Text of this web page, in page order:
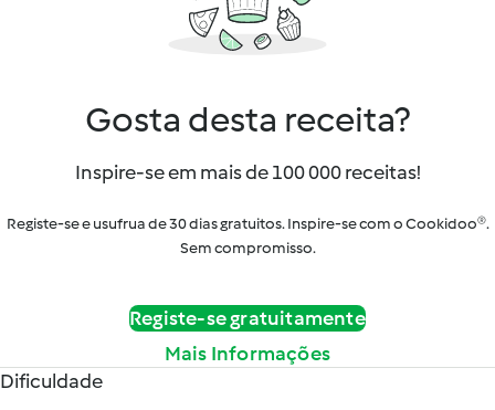
Gosta desta receita?
Inspire-se em mais de 100 000 receitas!
Registe-se e usufrua de 30 dias gratuitos. Inspire-se com o Cookidoo®.
Sem compromisso.
Registe-se gratuitamente
Mais Informações
Dificuldade